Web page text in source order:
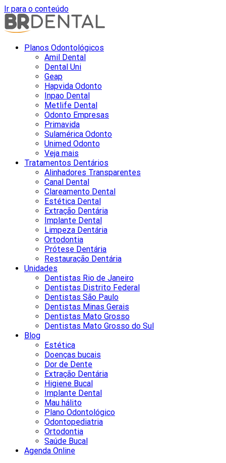
Ir para o conteúdo
Planos Odontológicos
Amil Dental
Dental Uni
Geap
Hapvida Odonto
Inpao Dental
Metlife Dental
Odonto Empresas
Primavida
Sulamérica Odonto
Unimed Odonto
Veja mais
Tratamentos Dentários
Alinhadores Transparentes
Canal Dental
Clareamento Dental
Estética Dental
Extração Dentária
Implante Dental
Limpeza Dentária
Ortodontia
Prótese Dentária
Restauração Dentária
Unidades
Dentistas Rio de Janeiro
Dentistas Distrito Federal
Dentistas São Paulo
Dentistas Minas Gerais
Dentistas Mato Grosso
Dentistas Mato Grosso do Sul
Blog
Estética
Doenças bucais
Dor de Dente
Extração Dentária
Higiene Bucal
Implante Dental
Mau hálito
Plano Odontológico
Odontopediatria
Ortodontia
Saúde Bucal
Agenda Online